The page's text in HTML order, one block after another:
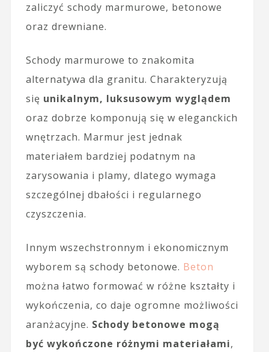
zaliczyć schody marmurowe, betonowe
oraz drewniane.
Schody marmurowe to znakomita
alternatywa dla granitu. Charakteryzują
się unikalnym, luksusowym wyglądem
oraz dobrze komponują się w eleganckich
wnętrzach. Marmur jest jednak
materiałem bardziej podatnym na
zarysowania i plamy, dlatego wymaga
szczególnej dbałości i regularnego
czyszczenia.
Innym wszechstronnym i ekonomicznym
wyborem są schody betonowe. Beton
można łatwo formować w różne kształty i
wykończenia, co daje ogromne możliwości
aranżacyjne. Schody betonowe mogą
być wykończone różnymi materiałami,